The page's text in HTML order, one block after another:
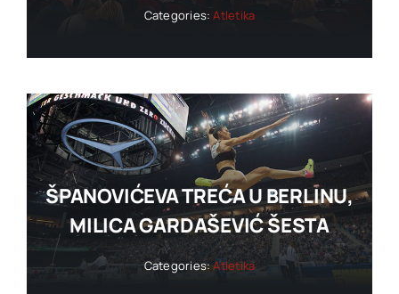
Categories:Atletika
ŠPANOVIĆEVA TREĆA U BERLINU,
MILICA GARDAŠEVIĆ ŠESTA
Categories:Atletika